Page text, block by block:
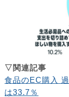
▽関連記事
食品のEC購入
は33.7％